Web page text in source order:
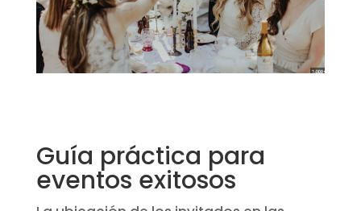
Guía práctica para
eventos exitosos